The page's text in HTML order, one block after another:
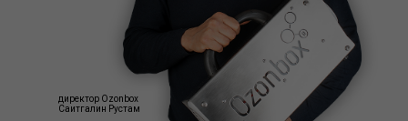
директор Ozonbox
Саитгалин Рустам